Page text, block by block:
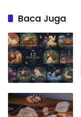
Baca Juga